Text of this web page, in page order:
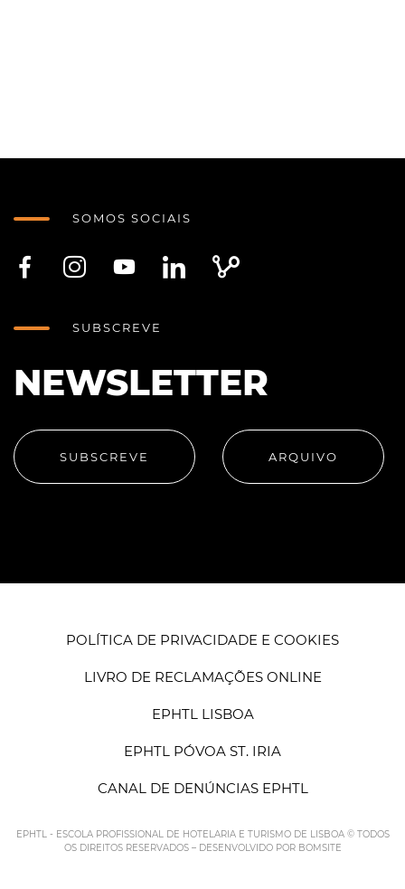
SOMOS SOCIAIS
SUBSCREVE
NEWSLETTER
SUBSCREVE ARQUIVO
POLÍTICA DE PRIVACIDADE E COOKIES
LIVRO DE RECLAMAÇÕES ONLINE
EPHTL LISBOA
EPHTL PÓVOA ST. IRIA
CANAL DE DENÚNCIAS EPHTL
EPHTL - ESCOLA PROFISSIONAL DE HOTELARIA E TURISMO DE LISBOA © TODOS
OS DIREITOS RESERVADOS – DESENVOLVIDO POR BOMSITE